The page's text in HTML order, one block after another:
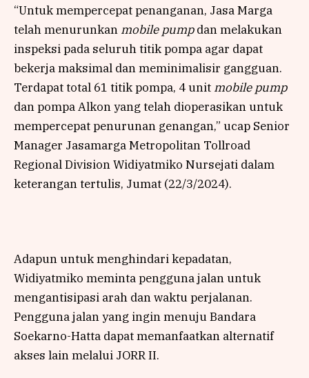
“Untuk mempercepat penanganan, Jasa Marga
telah menurunkan mobile pumpdan melakukan
inspeksi pada seluruh titik pompa agar dapat
bekerja maksimal dan meminimalisir gangguan.
Terdapat total 61 titik pompa, 4 unit mobile pump
dan pompa Alkon yang telah dioperasikan untuk
mempercepat penurunan genangan,” ucap Senior
Manager Jasamarga Metropolitan Tollroad
Regional Division Widiyatmiko Nursejati dalam
keterangan tertulis, Jumat (22/3/2024).
Adapun untuk menghindari kepadatan,
Widiyatmiko meminta pengguna jalan untuk
mengantisipasi arah dan waktu perjalanan.
Pengguna jalan yang ingin menuju Bandara
Soekarno-Hatta dapat memanfaatkan alternatif
akses lain melalui JORR II.